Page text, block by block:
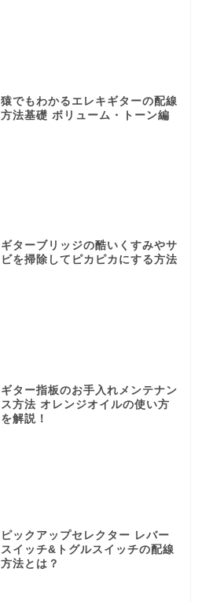
猿でもわかるエレキギターの配線
方法基礎 ボリューム・トーン編
ギターブリッジの酷いくすみやサ
ビを掃除してピカピカにする方法
ギター指板のお手入れメンテナン
ス方法 オレンジオイルの使い方
を解説！
ピックアップセレクター レバー
スイッチ&トグルスイッチの配線
方法とは？